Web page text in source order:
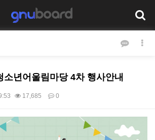
소년어울림마당 4차 행사안내
17,685 0